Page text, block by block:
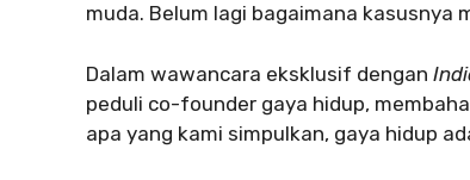
muda. Belum lagi bagaimana kasusnya
Dalam wawancara eksklusif dengan
peduli co-founder gaya hidup,
apa yang kami simpulkan, gaya hidup